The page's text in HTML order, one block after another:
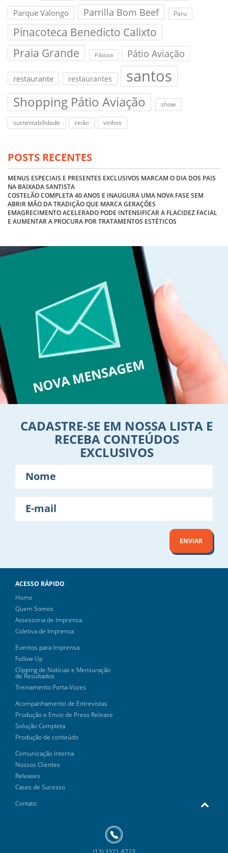
Parque Valongo Parrilla Bom Beef Paru
Pinacoteca Benedicto Calixto
Praia Grande
Páscoa Pátio Aviação
restaurante restaurantes santos
Shopping Pátio Aviação show
sustentabilidade verão vinhos
POSTS RECENTES
MENUS ESPECIAIS E PRESENTES EXCLUSIVOS MARCAM O DIA DOS PAIS
NA BAIXADA SANTISTA
COSTELÃO COMPLETA 40 ANOS E INAUGURA UMA NOVA FASE SEM
ABRIR MÃO DA TRADIÇÃO QUE MARCA GERAÇÕES
EMAGRECIMENTO ACELERADO PODE INTENSIFICAR A FLACIDEZ FACIAL
E AUMENTAR A PROCURA POR TRATAMENTOS ESTÉTICOS
CADASTRE-SE EM NOSSA LISTA E
RECEBA CONTEÚDOS
EXCLUSIVOS
mail
ENVIAR
ACESSO RÁPIDO
Home
Quem Somos
Assessoria de Imprensa
Coletiva de Imprensa
Eventos para Imprensa
Follow Up
Clipping de Notícias e Mensuração
de Resultados
Treinamento Porta-Vozes
Acompanhamento de Entrevistas
Produção e Envio de Press Release
Solução Completa
Produção de conteúdo
Comunicação Interna
Nossos Clientes
Releases
Cases de Sucesso
Contato